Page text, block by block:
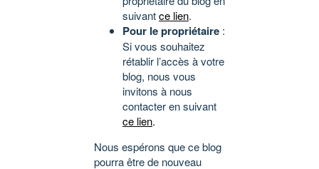
suivantce lien.
Pour le propriétaire :
Si vous souhaitez
rétablir l’accès à votre
blog, nous vous
invitons à nous
contacter en suivant
ce lien.
Nous espérons que ce blog
pourra être de nouveau